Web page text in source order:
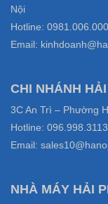
Nội
Hotline: 0981.006.000
Email:
CHI NHÁNH
3C An Trì – Phường
Hotline: 096.998.3113
Email:
NHÀ MÁY HẢI